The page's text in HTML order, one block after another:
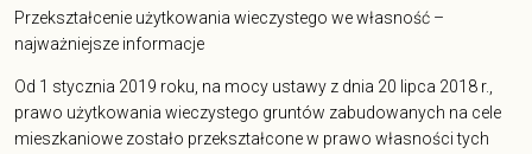
Przekształcenie użytkowania wieczystego we własność –
najważniejsze informacje
Od 1 stycznia 2019 roku, na mocy ustawy z dnia 20 lipca 2018 r.,
prawo użytkowania wieczystego gruntów zabudowanych na cele
mieszkaniowe zostało przekształcone w prawo własności tych